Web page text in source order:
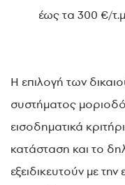
έως τα 300 €/
Η επιλογή των
συστήματος
εισοδηματικά
κατάσταση και το
εξειδικευτούν με